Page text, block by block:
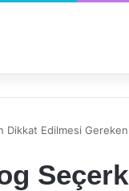
Dikkat Edilmesi